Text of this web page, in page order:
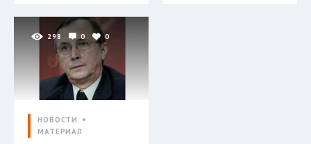
298 0 0
НОВОСТИ
МАТЕРИАЛ